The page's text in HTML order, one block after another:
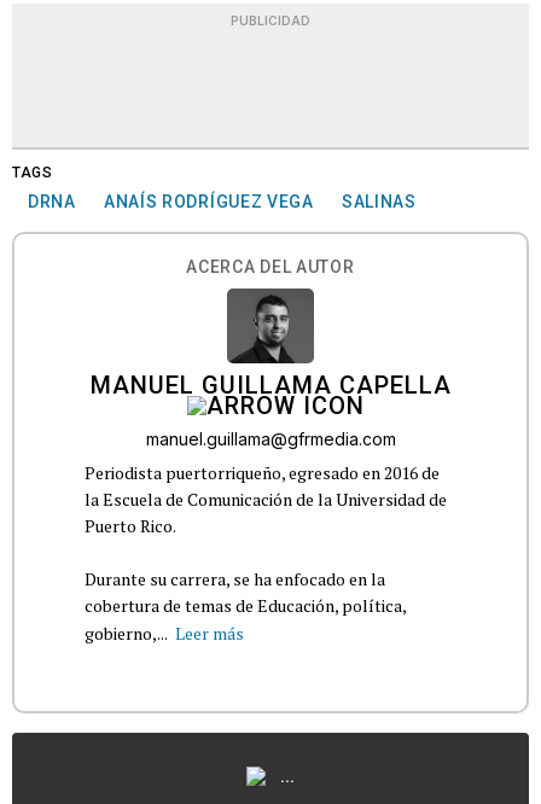
PUBLICIDAD
TAGS
DRNA ANAÍS RODRÍGUEZ VEGA SALINAS
ACERCA DEL AUTOR
MANUEL GUILLAMA CAPELLA
manuel.guillama@gfrmedia.com
Periodista puertorriqueño, egresado en 2016 de
la Escuela de Comunicación de la Universidad de
Puerto Rico.
Durante su carrera, se ha enfocado en la
cobertura de temas de Educación, política,
gobierno,... Leer más
...